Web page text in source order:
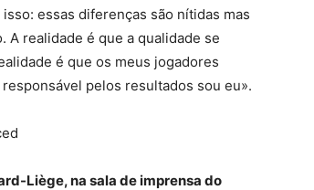
essas diferenças são nítidas mas
realidade é que a qualidade se
é que os meus jogadores
pelos resultados sou eu».
Liège, na sala de imprensa do